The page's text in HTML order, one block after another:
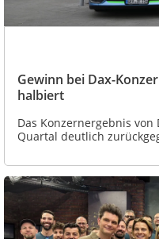
Gewinn bei Dax-
halbiert
Das Konzernergebnis
Quartal deutlich